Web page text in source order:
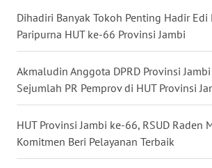
Dihadiri Banyak Tokoh Penting Hadir
Paripurna HUT ke-66 Provinsi Jambi
Akmaludin Anggota DPRD Provinsi
Sejumlah PR Pemprov di HUT Provinsi
HUT Provinsi Jambi ke-66, RSUD Raden
Komitmen Beri Pelayanan Terbaik
WN
BABEL
WN
SUMBAR
WN
SUMSEL